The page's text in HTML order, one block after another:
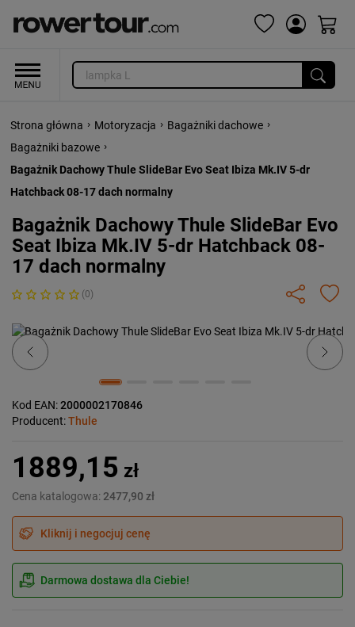
Strona główna › Motoryzacja › Bagażniki dachowe ›
Bagażniki bazowe ›
Bagażnik Dachowy Thule SlideBar Evo Seat Ibiza Mk.IV 5-dr
Hatchback 08-17 dach normalny
Bagażnik Dachowy Thule SlideBar Evo
Seat Ibiza Mk.IV 5-dr Hatchback 08-
17 dach normalny
(0)
Previous Next
Kod EAN:2000002170846
Producent:Thule
1889,15 zł
Cena katalogowa: 2477,90 zł
Kliknij i negocjuj cenę
Darmowa dostawa dla Ciebie!